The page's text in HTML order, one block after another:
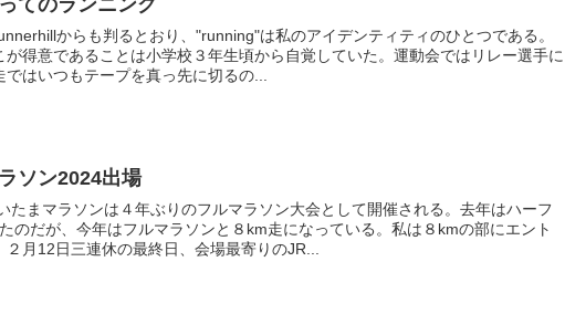
てのランニング
からも判るとおり、"running"は私のアイデンティティのひとつである。
が得意であることは小学校３年生頃から自覚していた。運動会ではリレー選手に
ではいつもテープを真っ先に切るの...
ソン2024出場
のだが、今年はフルマラソンと８km走になっている。私は８kmの部にエント
２月12日三連休の最終日、会場最寄りのJR...